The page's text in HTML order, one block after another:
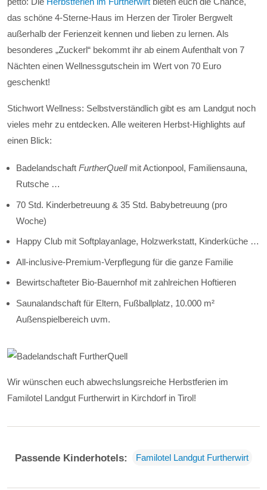
das schöne 4-Sterne-Haus im Herzen der Tiroler Bergwelt
außerhalb der Ferienzeit kennen und lieben zu lernen. Als
besonderes „Zuckerl“ bekommt ihr ab einem Aufenthalt von 7
Nächten einen Wellnessgutschein im Wert von 70 Euro
geschenkt!
Stichwort Wellness: Selbstverständlich gibt es am Landgut noch
vieles mehr zu entdecken. Alle weiteren Herbst-Highlights auf
einen Blick:
BadelandschaftFurtherQuellmit Actionpool, Familiensauna,
Rutsche …
70 Std. Kinderbetreuung & 35 Std. Babybetreuung (pro
Woche)
Happy Club mit Softplayanlage, Holzwerkstatt, Kinderküche …
All-inclusive-Premium-Verpflegung für die ganze Familie
Bewirtschafteter Bio-Bauernhof mit zahlreichen Hoftieren
Saunalandschaft für Eltern, Fußballplatz, 10.000 m²
Außenspielbereich uvm.
Wir wünschen euch abwechslungsreiche Herbstferien im
Familotel Landgut Furtherwirt in Kirchdorf in Tirol!
Passende Kinderhotels: Familotel Landgut Furtherwirt